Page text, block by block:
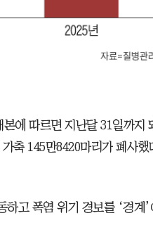
에 따르면 지난달 31일까지
축 145만8420마리가 폐사했
고 폭염 위기 경보를 ‘경계’